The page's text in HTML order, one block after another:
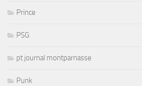
Prince
PSG
pt journal montparnasse
Punk